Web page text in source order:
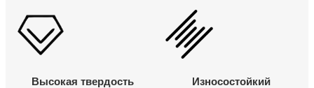
Высокая твердость Износостойкий